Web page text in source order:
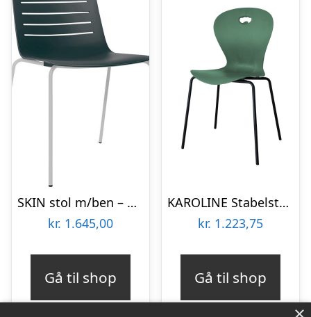
SKIN stol m/ben – Sort
kr. 1.645,00
Gå til shop
KAROLINE Stabelstol Upcycled plast – Grøn
kr. 1.223,75
Gå til shop